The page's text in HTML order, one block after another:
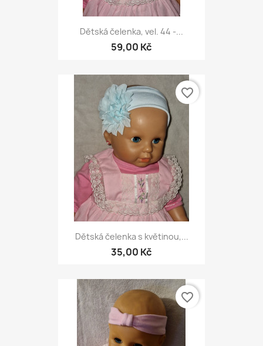
Dětská čelenka, vel. 44 -...
59,00 Kč
Dětská čelenka s květinou,...
35,00 Kč
favorite_border
favorite_border